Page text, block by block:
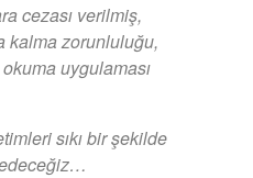
cezası verilmiş,
kalma zorunluluğu,
okuma uygulaması
sıkı bir şekilde